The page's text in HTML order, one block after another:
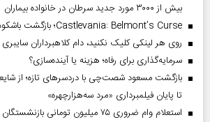
بیش از ۳۰۰۰ مورد جدید سرطان در خانواده بیماران
Castlevania: Belmont’s Curse؛ بازگشت باشکوه شکارچیان خون‌آشام
روی هر لینکی کلیک نکنید، دام کلاهبرداران
سرمایه‌گذاری برای رفاه؛ هزینه یا آینده‌سازی؟
بازگشت مسعود شصت‌چی با دردسر‌های تازه؛ از
تا پایان فیلمبرداری «مرد سه‌هزارچهره»
استعلام وام ضروری ۷۵ میلیون